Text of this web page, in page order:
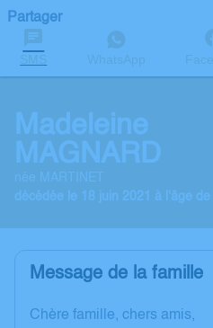
Partager
SMS WhatsApp
Madeleine
MAGNARD
née MARTINET
décédée le 18 juin 2021 à l'âge
Message de la famille
Chère famille, chers amis,